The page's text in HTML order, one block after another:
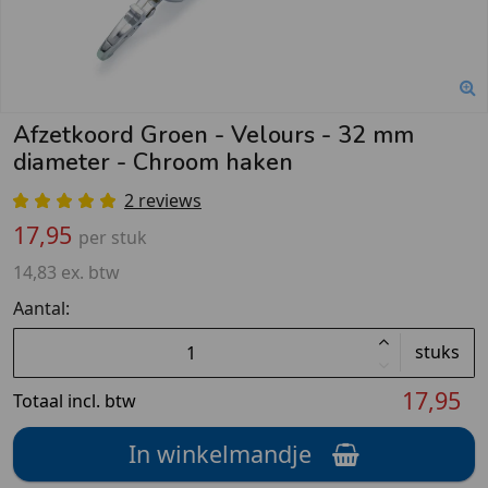
Afzetkoord Groen - Velours - 32 mm
diameter - Chroom haken
2 reviews
17,95 per stuk
14,83 ex. btw
Aantal:
stuks
Totaal incl. btw
17,95
In winkelmandje